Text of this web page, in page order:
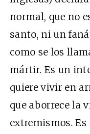
normal, que no
santo, ni un
como se los
mártir. Es un
quiere vivir en
que aborrece la
extremismos.